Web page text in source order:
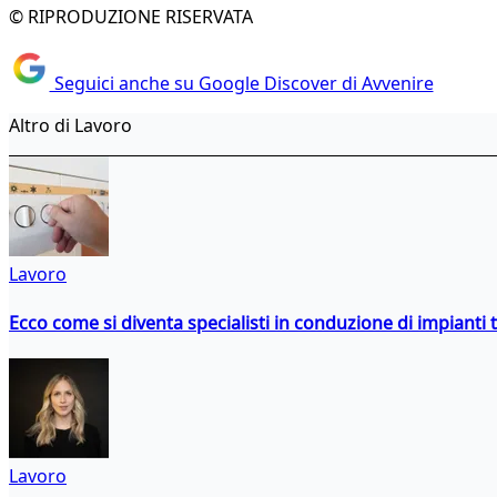
© RIPRODUZIONE RISERVATA
Seguici anche su Google Discover di Avvenire
Altro di Lavoro
Lavoro
Ecco come si diventa specialisti in conduzione di impianti
Lavoro